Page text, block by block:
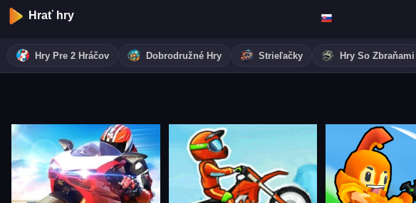
Hrať hry
Hry Pre 2 Hráčov Dobrodružné Hry Strieľačky Hry So Zbraňami